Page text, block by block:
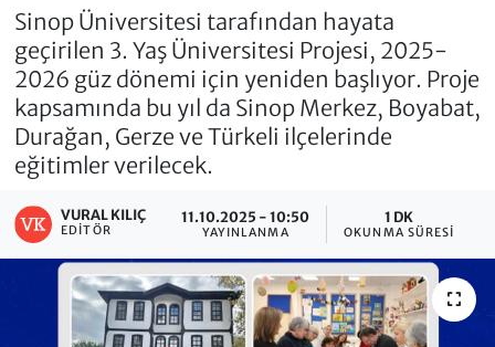
Sinop Üniversitesi tarafından hayata
geçirilen 3. Yaş Üniversitesi Projesi, 2025-
2026 güz dönemi için yeniden başlıyor. Proje
kapsamında bu yıl da Sinop Merkez, Boyabat,
Durağan, Gerze ve Türkeli ilçelerinde
eğitimler verilecek.
VURAL KILIÇ
EDITÖR
11.10.2025 - 10:50
YAYINLANMA
1 DK
OKUNMA SÜRESI
Son Dakika Haberleri
Haber Arşivi